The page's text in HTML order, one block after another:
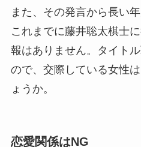
また、その発言から長い
これまでに藤井聡太棋士
報はありません。タイト
ので、交際している女性
ょうか。
恋愛関係はNG